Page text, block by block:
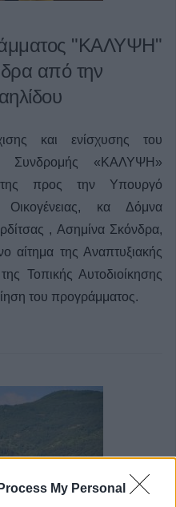
My Personal
"ΚΑΛΥΨΗ"
από την
και ενίσχυσης του
Συνδρομής «ΚΑΛΥΨΗ»
προς την Υπουργό
Οικογένειας, κα Δόμνα
, Ασημίνα Σκόνδρα,
αίτημα της Αναπτυξιακής
Τοπικής Αυτοδιοίκησης
του προγράμματος.